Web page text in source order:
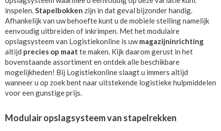
inspelen. Stapelbokken zijn in dat geval bijzonder handig.
Afhankelijk van uw behoefte kunt u de mobiele stelling namelijk
eenvoudig uitbreiden of inkrimpen. Met het modulaire
opslagsysteem van Logistiekonline is uwmagazijninrichting
altijd precies op maat te maken. Kijk daarom gerust in het
bovenstaande assortiment en ontdek alle beschikbare
mogelijkheden! Bij Logistiekonline slaagt u immers altijd
wanneer u op zoek bent naar uitstekende logistieke hulpmiddelen
voor een gunstige prijs.
Modulair opslagsysteem van stapelrekken